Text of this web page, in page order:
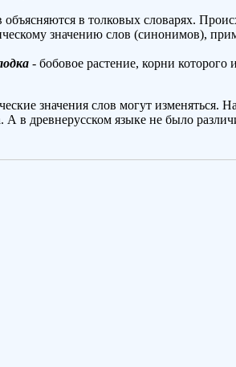
в толковых словарях.
значению слов (синонимов),
- бобовое растение, корни
значения слов могут изменяться.
А в древнерусском языке не было